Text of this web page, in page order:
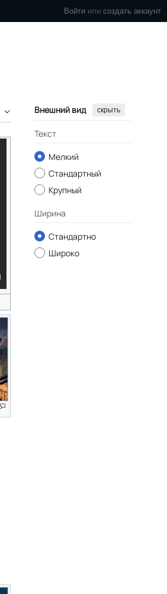
Войти или создать аккаунт
Внешний вид скрыть
Текст
Мелкий
Стандартный
Крупный
Ширина
Стандартно
Широко